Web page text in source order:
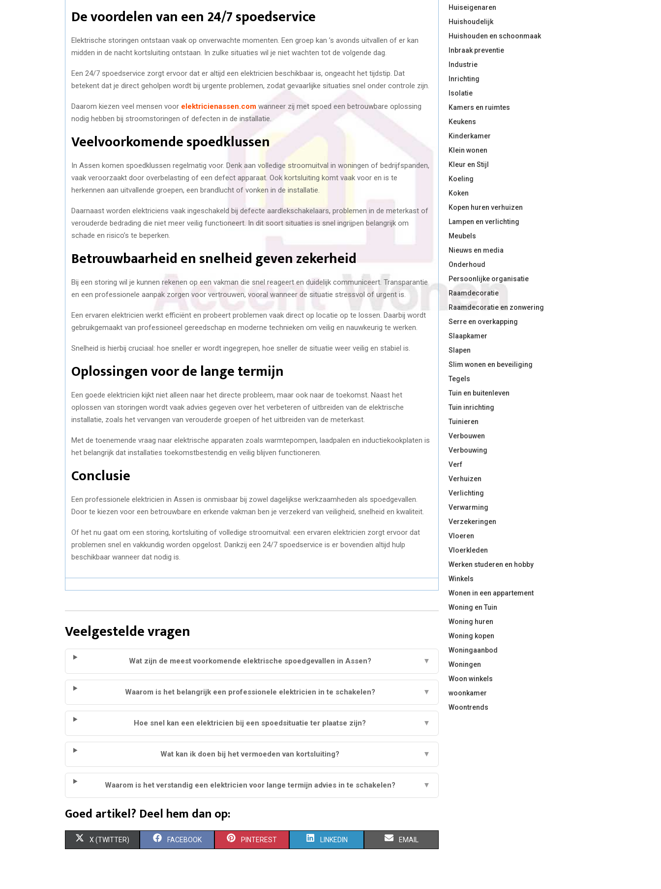
De voordelen van een 24/7 spoedservice
Elektrische storingen ontstaan vaak op onverwachte momenten. Een groep kan ’s avonds uitvallen of er kan
midden in de nacht kortsluiting ontstaan. In zulke situaties wil je niet wachten tot de volgende dag.
Een 24/7 spoedservice zorgt ervoor dat er altijd een elektricien beschikbaar is, ongeacht het tijdstip. Dat
betekent dat je direct geholpen wordt bij urgente problemen, zodat gevaarlijke situaties snel onder controle zijn.
Daarom kiezen veel mensen voor elektricienassen.com wanneer zij met spoed een betrouwbare oplossing
nodig hebben bij stroomstoringen of defecten in de installatie.
Veelvoorkomende spoedklussen
In Assen komen spoedklussen regelmatig voor. Denk aan volledige stroomuitval in woningen of bedrijfspanden,
vaak veroorzaakt door overbelasting of een defect apparaat. Ook kortsluiting komt vaak voor en is te
herkennen aan uitvallende groepen, een brandlucht of vonken in de installatie.
Daarnaast worden elektriciens vaak ingeschakeld bij defecte aardlekschakelaars, problemen in de meterkast of
verouderde bedrading die niet meer veilig functioneert. In dit soort situaties is snel ingrijpen belangrijk om
schade en risico’s te beperken.
Betrouwbaarheid en snelheid geven zekerheid
Bij een storing wil je kunnen rekenen op een vakman die snel reageert en duidelijk communiceert. Transparantie
en een professionele aanpak zorgen voor vertrouwen, vooral wanneer de situatie stressvol of urgent is.
Een ervaren elektricien werkt efficiënt en probeert problemen vaak direct op locatie op te lossen. Daarbij wordt
gebruikgemaakt van professioneel gereedschap en moderne technieken om veilig en nauwkeurig te werken.
Snelheid is hierbij cruciaal: hoe sneller er wordt ingegrepen, hoe sneller de situatie weer veilig en stabiel is.
Oplossingen voor de lange termijn
Een goede elektricien kijkt niet alleen naar het directe probleem, maar ook naar de toekomst. Naast het
oplossen van storingen wordt vaak advies gegeven over het verbeteren of uitbreiden van de elektrische
installatie, zoals het vervangen van verouderde groepen of het uitbreiden van de meterkast.
Met de toenemende vraag naar elektrische apparaten zoals warmtepompen, laadpalen en inductiekookplaten is
het belangrijk dat installaties toekomstbestendig en veilig blijven functioneren.
Conclusie
Een professionele elektricien in Assen is onmisbaar bij zowel dagelijkse werkzaamheden als spoedgevallen.
Door te kiezen voor een betrouwbare en erkende vakman ben je verzekerd van veiligheid, snelheid en kwaliteit.
Of het nu gaat om een storing, kortsluiting of volledige stroomuitval: een ervaren elektricien zorgt ervoor dat
problemen snel en vakkundig worden opgelost. Dankzij een 24/7 spoedservice is er bovendien altijd hulp
beschikbaar wanneer dat nodig is.
Veelgestelde vragen
Wat zijn de meest voorkomende elektrische spoedgevallen in Assen? ▼
Waarom is het belangrijk een professionele elektricien in te schakelen? ▼
Hoe snel kan een elektricien bij een spoedsituatie ter plaatse zijn? ▼
Wat kan ik doen bij het vermoeden van kortsluiting? ▼
Waarom is het verstandig een elektricien voor lange termijn advies in te schakelen? ▼
Goed artikel? Deel hem dan op:
S
X (TWITTER) S
FACEBOOK S
PINTEREST S
LINKEDIN S
EMAIL
Huiseigenaren
Huishoudelijk
Huishouden en schoonmaak
Inbraak preventie
Industrie
Inrichting
Isolatie
Kamers en ruimtes
Keukens
Kinderkamer
Klein wonen
Kleur en Stijl
Koeling
Koken
Kopen huren verhuizen
Lampen en verlichting
Meubels
Nieuws en media
Onderhoud
Persoonlijke organisatie
Raamdecoratie
Raamdecoratie en zonwering
Serre en overkapping
Slaapkamer
Slapen
Slim wonen en beveiliging
Tegels
Tuin en buitenleven
Tuin inrichting
Tuinieren
Verbouwen
Verbouwing
Verf
Verhuizen
Verlichting
Verwarming
Verzekeringen
Vloeren
Vloerkleden
Werken studeren en hobby
Winkels
Wonen in een appartement
Woning en Tuin
Woning huren
Woning kopen
Woningaanbod
Woningen
Woon winkels
woonkamer
Woontrends